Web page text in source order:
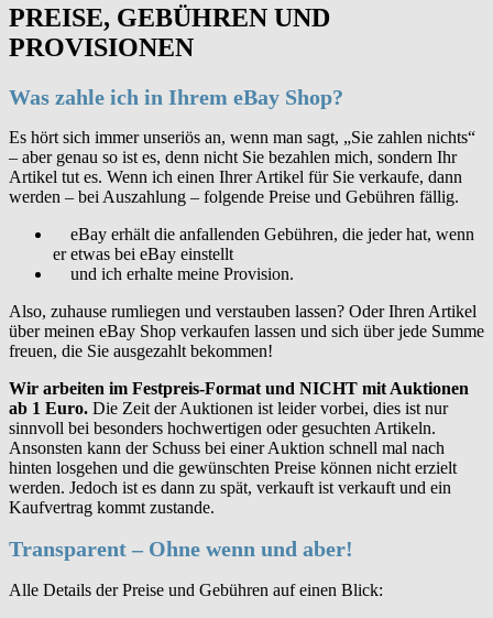
PREISE, GEBÜHREN UND
PROVISIONEN
Was zahle ich in Ihrem eBay Shop?
Es hört sich immer unseriös an, wenn man sagt, „Sie zahlen nichts“
– aber genau so ist es, denn nicht Sie bezahlen mich, sondern Ihr
Artikel tut es. Wenn ich einen Ihrer Artikel für Sie verkaufe, dann
werden – bei Auszahlung – folgende Preise und Gebühren fällig.
eBay erhält die anfallenden Gebühren, die jeder hat, wenn
er etwas bei eBay einstellt
und ich erhalte meine Provision.
Also, zuhause rumliegen und verstauben lassen? Oder Ihren Artikel
über meinen eBay Shop verkaufen lassen und sich über jede Summe
freuen, die Sie ausgezahlt bekommen!
Wir arbeiten im Festpreis-Format und NICHT mit Auktionen
ab 1 Euro. Die Zeit der Auktionen ist leider vorbei, dies ist nur
sinnvoll bei besonders hochwertigen oder gesuchten Artikeln.
Ansonsten kann der Schuss bei einer Auktion schnell mal nach
hinten losgehen und die gewünschten Preise können nicht erzielt
werden. Jedoch ist es dann zu spät, verkauft ist verkauft und ein
Kaufvertrag kommt zustande.
Transparent – Ohne wenn und aber!
Alle Details der Preise und Gebühren auf einen Blick: